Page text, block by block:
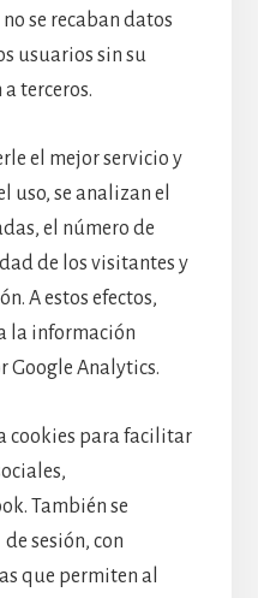
se recaban datos
usuarios sin su
terceros.
el mejor servicio y
uso, se analizan el
el número de
de los visitantes y
A estos efectos,
la información
Google Analytics.
cookies para facilitar
También se
sesión, con
que permiten al